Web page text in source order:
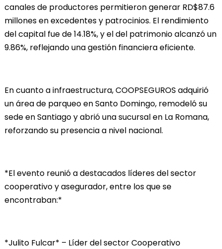
canales de productores permitieron generar RD$87.6
millones en excedentes y patrocinios. El rendimiento
del capital fue de 14.18%, y el del patrimonio alcanzó un
9.86%, reflejando una gestión financiera eficiente.
En cuanto a infraestructura, COOPSEGUROS adquirió
un área de parqueo en Santo Domingo, remodeló su
sede en Santiago y abrió una sucursal en La Romana,
reforzando su presencia a nivel nacional.
*El evento reunió a destacados líderes del sector
cooperativo y asegurador, entre los que se
encontraban:*
*Julito Fulcar* – Líder del sector Cooperativo